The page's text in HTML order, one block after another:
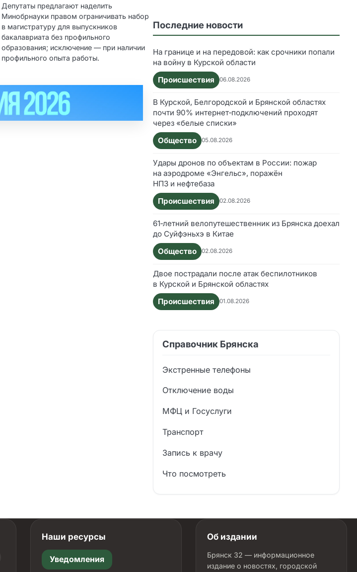
Депутаты предлагают наделить
Минобрнауки правом ограничивать набор
в магистратуру для выпускников
бакалавриата без профильного
образования; исключение — при наличии
профильного опыта работы.
Последние новости
На границе и на передовой: как срочники попали
на войну в Курской области
Происшествия
06.08.2026
В Курской, Белгородской и Брянской областях
почти 90% интернет‑подключений проходят
через «белые списки»
Общество
05.08.2026
Удары дронов по объектам в России: пожар
на аэродроме «Энгельс», поражён
НПЗ и нефтебаза
Происшествия
02.08.2026
61‑летний велопутешественник из Брянска доехал
до Суйфэньхэ в Китае
Общество
02.08.2026
Двое пострадали после атак беспилотников
в Курской и Брянской областях
Происшествия
01.08.2026
Справочник Брянска
Экстренные телефоны
Отключение воды
МФЦ и Госуслуги
Транспорт
Запись к врачу
Что посмотреть
Наши ресурсы
Уведомления
Об издании
Брянск 32 — информационное
издание о новостях, городской